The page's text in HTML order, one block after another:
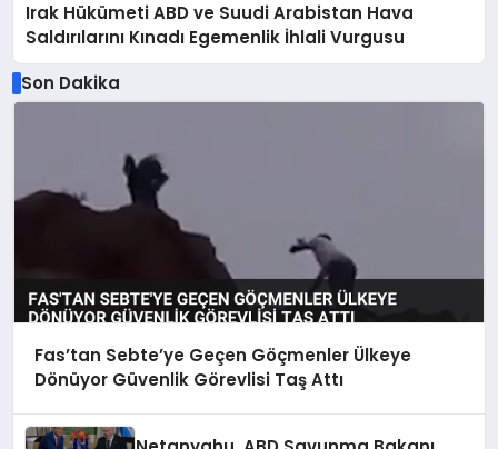
Irak Hükümeti ABD ve Suudi Arabistan Hava
Saldırılarını Kınadı Egemenlik İhlali Vurgusu
Son Dakika
Fas’tan Sebte’ye Geçen Göçmenler Ülkeye
Dönüyor Güvenlik Görevlisi Taş Attı